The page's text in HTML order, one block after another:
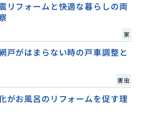
リフォームと快適な暮らしの両
家
戸がはまらない時の戸車調整と
害虫
がお風呂のリフォームを促す理